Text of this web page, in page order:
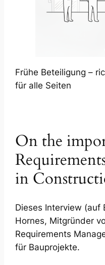
Frühe Beteiligung –
für alle Seiten
On the
in
Dieses Interview (auf
Hornes, Mitgründer
Requirements
für Bauprojekte.